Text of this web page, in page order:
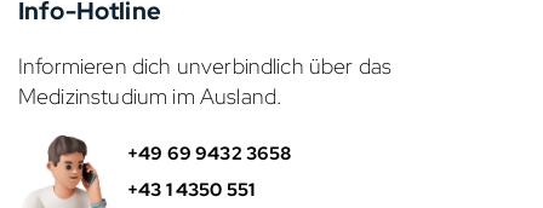
Info-Hotline
Informieren dich unverbindlich über das
Medizinstudium im Ausland.
+49 69 9432 3658
+43 1 4350 551